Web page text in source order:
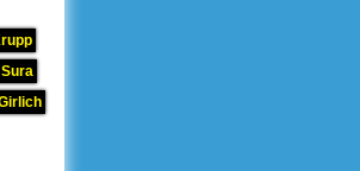
Sura